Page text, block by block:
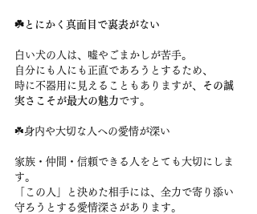
☘️とにかく真面目で裏表がない
白い犬の人は、嘘やごまかしが苦手。
自分にも人にも正直であろうとするため、
時に不器用に見えることもありますが、
その誠
実さこそが最大の魅力です。
☘️身内や大切な人への愛情が深い
家族・仲間・信頼できる人をとても大切にしま
す。
「この人」と決めた相手には、全力で寄り添い
守ろうとする愛情深さがあります。